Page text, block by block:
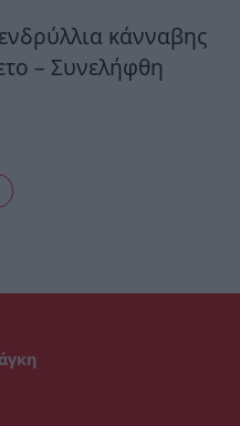
κάνναβης
– Συνελήφθη